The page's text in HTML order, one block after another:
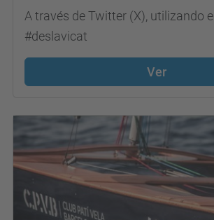
A través de Twitter (X), utilizando
#deslavicat
Ver